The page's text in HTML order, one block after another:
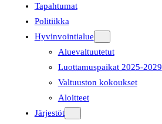
Tapahtumat
Politiikka
Hyvinvointialue
Aluevaltuutetut
Luottamuspaikat 2025-2029
Valtuuston kokoukset
Aloitteet
Järjestöt